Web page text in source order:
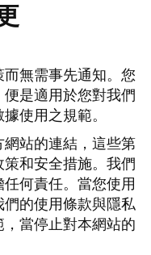
無需事先通知。您
是適用於您對我們
使用之規範。
站的連結，這些第
和安全措施。我們
何責任。當您使用
的使用條款與隱私
當停止對本網站的